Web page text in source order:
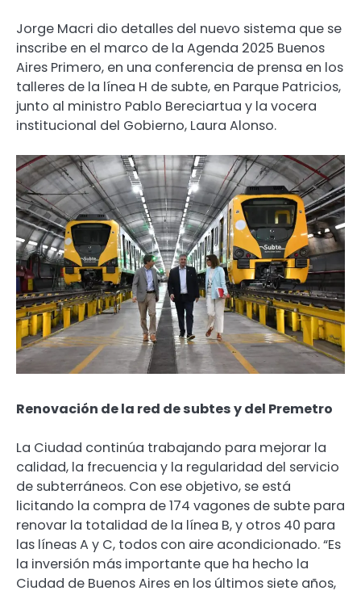
Jorge Macri dio detalles del nuevo sistema que se
inscribe en el marco de la Agenda 2025 Buenos
Aires Primero, en una conferencia de prensa en los
talleres de la línea H de subte, en Parque Patricios,
junto al ministro Pablo Bereciartua y la vocera
institucional del Gobierno, Laura Alonso.
Renovación de la red de subtes y del Premetro
La Ciudad continúa trabajando para mejorar la
calidad, la frecuencia y la regularidad del servicio
de subterráneos. Con ese objetivo, se está
licitando la compra de 174 vagones de subte para
renovar la totalidad de la línea B, y otros 40 para
las líneas A y C, todos con aire acondicionado. “Es
la inversión más importante que ha hecho la
Ciudad de Buenos Aires en los últimos siete años,